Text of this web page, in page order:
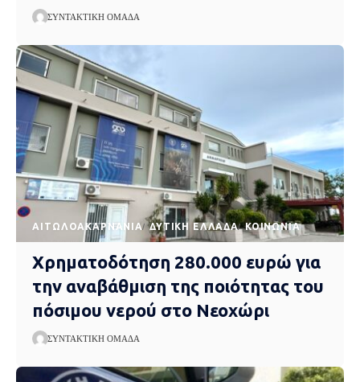
ΣΥΝΤΑΚΤΙΚΉ ΟΜΆΔΑ
AΙΤΩΛΟΑΚΑΡΝΑΝΊΑ ΔΥΤΙΚΉ ΕΛΛΆΔΑ ΚΟΙΝΩΝΊΑ
Χρηματοδότηση 280.000 ευρώ για
την αναβάθμιση της ποιότητας του
πόσιμου νερού στο Νεοχώρι
ΣΥΝΤΑΚΤΙΚΉ ΟΜΆΔΑ